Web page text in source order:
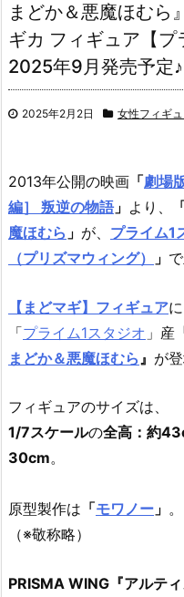
まどか＆悪魔ほむ
ギカ フィギュア【プ
2025年9月発売予定♪
2025年2月2日 女性フィギ
2013年公開の映画 「劇場
編］ 叛逆の物語」 より、
魔ほむら 」 が、 プライム1
（プリズマウィング）
」
【まどマギ】フィギュアに
「プライム1スタジオ 」産
まどか＆悪魔ほむら 』 が登
フィギュアのサイズは、
1/7スケールの全高：約
30cm。
原型製作は 「モワノー 」 。
（※敬称略）
PRISMA WING『アルテ